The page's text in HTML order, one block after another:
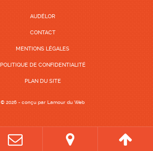
AUDÉLOR
CONTACT
MENTIONS LÉGALES
POLITIQUE DE CONFIDENTIALITÉ
PLAN DU SITE
© 2026 - conçu parLamour du Web